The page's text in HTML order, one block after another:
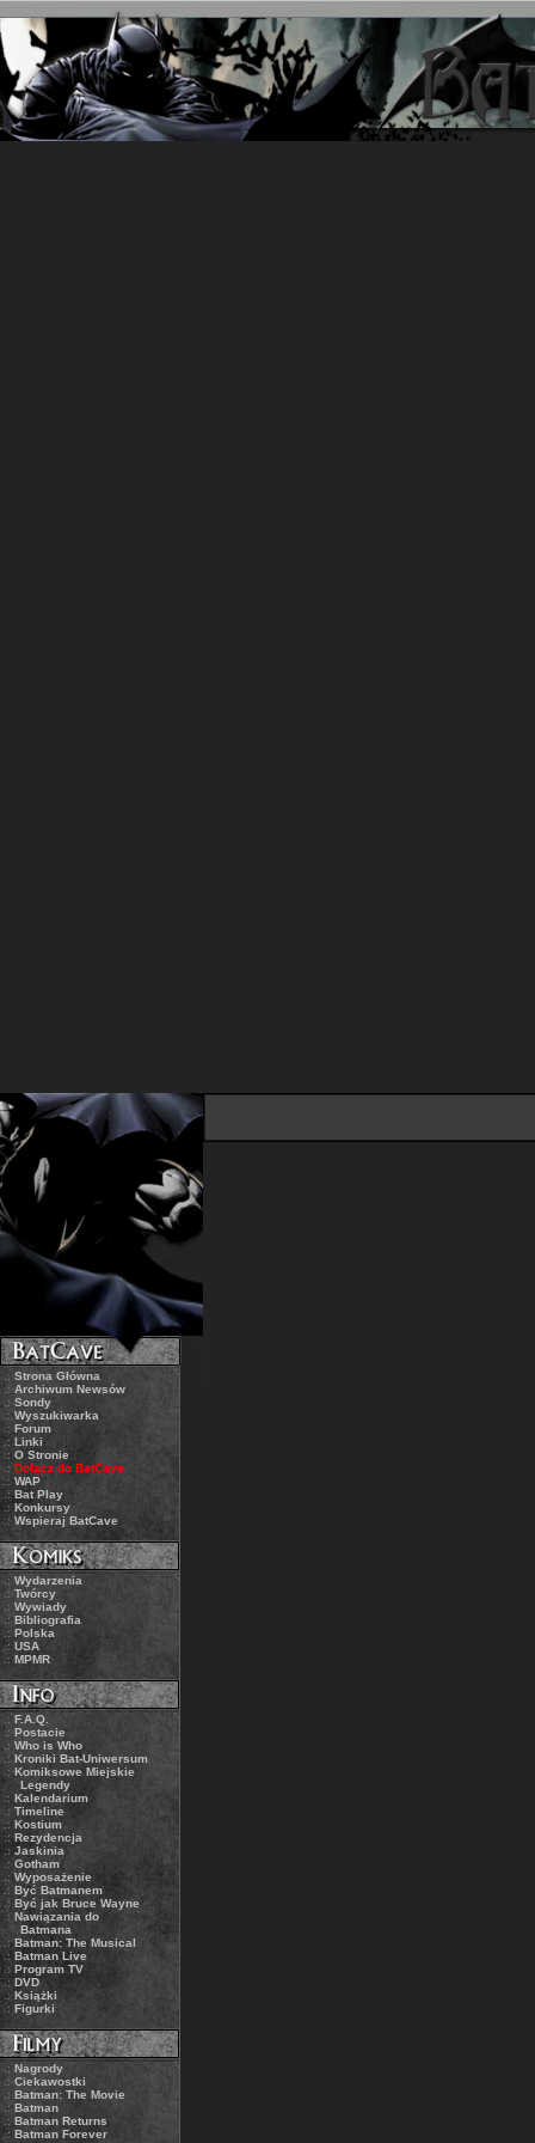
.: Strona Główna
.: Archiwum Newsów
.: Sondy
.:Wyszukiwarka
.: Forum
.: Linki
.: O Stronie
.: Dołącz do BatCave
.: WAP
.: Bat Play
.: Konkursy
.: Wspieraj BatCave
.: Wydarzenia
.: Twórcy
.: Wywiady
.:Bibliografia
.: Polska
.: USA
.: MPMR
.: F.A.Q.
.: Postacie
.: Who is Who
.:Kroniki Bat-Uniwersum
.: Komiksowe Miejskie
Legendy
.: Kalendarium
.: Timeline
.: Kostium
.: Rezydencja
.: Jaskinia
.: Gotham
.:Wyposażenie
.: Być Batmanem
.: Być jak Bruce Wayne
.: Nawiązania do
Batmana
.:Batman: The Musical
.: Batman Live
.: Program TV
.: DVD
.:Książki
.: Figurki
.: Nagrody
.: Ciekawostki
.: Batman: The Movie
.:Batman
.: Batman Returns
.: Batman Forever